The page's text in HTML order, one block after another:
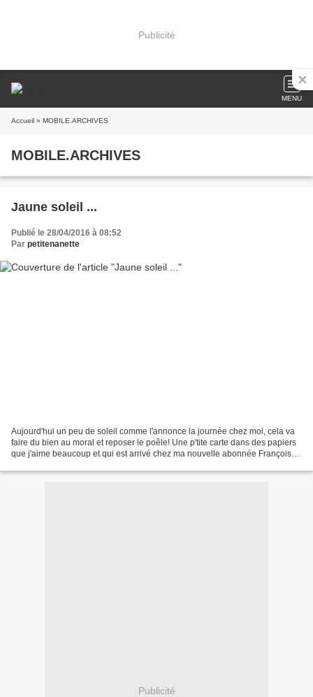
Publicité
MENU
Accueil » MOBILE.ARCHIVES
MOBILE.ARCHIVES
Jaune soleil ...
Publié le 28/04/2016 à 08:52
Par petitenanette
Aujourd'hui un peu de soleil comme l'annonce la journée chez moi, cela va
faire du bien au moral et reposer le poêle! Une p'tite carte dans des papiers
que j'aime beaucoup et qui est arrivé chez ma nouvelle abonnée Françoise.
Publicité